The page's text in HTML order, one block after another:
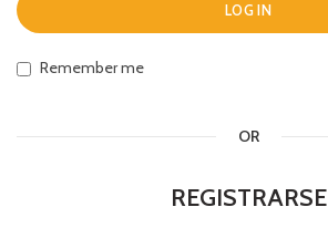
LOG IN
Remember me
OR
REGISTRARSE